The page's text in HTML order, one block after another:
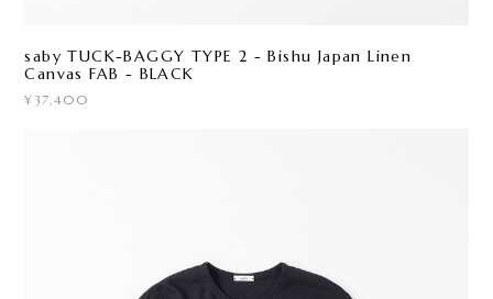
saby TUCK-BAGGY TYPE 2 - Bishu Japan Linen
Canvas FAB - BLACK
¥37,400